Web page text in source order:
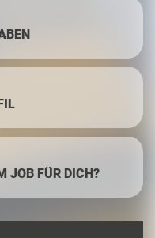
JOB FÜR DICH?